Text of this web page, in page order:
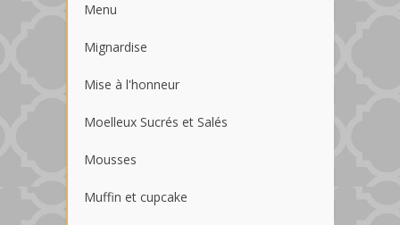
Menu
Mignardise
Mise à l'honneur
Moelleux Sucrés et Salés
Mousses
Muffin et cupcake